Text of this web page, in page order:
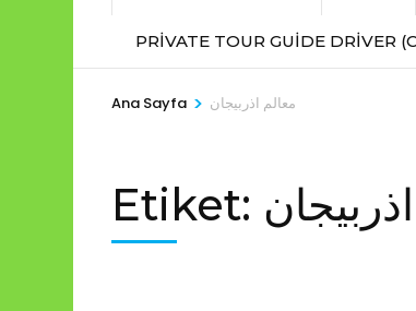
PRIVATE TOUR GUIDE DRIVER
Ana Sayfa > معالم اذربيجان
Etiket: